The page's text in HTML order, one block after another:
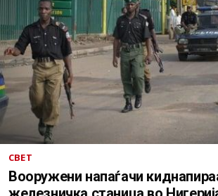
СВЕТ
Вооружени напаѓачи